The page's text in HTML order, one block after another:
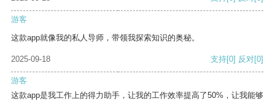
游客
这款app就像我的私人导师，带领我探索知识的奥秘。
2025-09-18 支持[0] 反对[0]
游客
这款app是我工作上的得力助手，让我的工作效率提高了50%，让我能够